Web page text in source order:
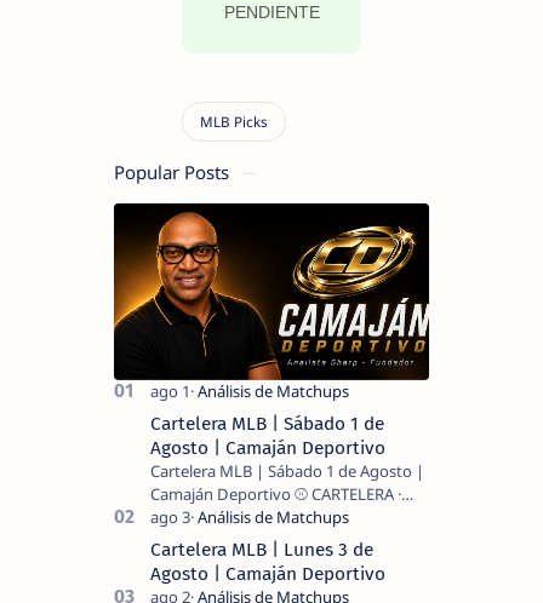
PENDIENTE
Popular Posts
Cartelera MLB | Sábado 1 de
Agosto | Camaján Deportivo
Cartelera MLB | Sábado 1 de Agosto |
Camaján Deportivo ⚾ CARTELERA ·
Cartelera MLB | Lunes 3 de
Agosto | Camaján Deportivo